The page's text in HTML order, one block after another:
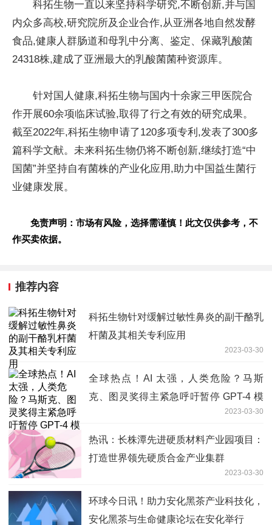
科拓生物一直以来坚持科学研究,不断创新,并与国
内众多高校,研究院所及企业合作,从亚洲各地自然发酵
食品,健康人群肠道和母乳中分离、鉴定、保藏乳酸菌
24318株,建成了亚洲最大的乳酸菌菌种资源库。
针对国人健康,科拓生物与国内十余家三甲医院合
作开展60余项临床试验,取得了行之有效的研究成果。
截至2022年,科拓生物申请了120多项专利,发表了300多
篇科学文献。未来科拓生物仍将不断创新,继续打造“中
国菌”并坚持自有菌株的产业化应用,助力中国益生菌行
业健康发展。
免责声明：市场有风险，选择需谨慎！此文仅供参考，不
作买卖依据。
推荐内容
科拓生物针对缓解过敏性鼻炎的副干酪乳
杆菌及其相关专利应用
2023-03-30
全球热点！AI 太强，人类危险？马斯
克、图灵奖得主紧急呼吁暂停 GPT-4 模
2023-03-30
热讯：长株潭先进硬质材料产业园项目：
打造世界领先硬质合金产业集群
2023-03-30
环球今日讯！助力安化黑茶产业科技化，
安化黑茶与生命健康论坛在安化举行